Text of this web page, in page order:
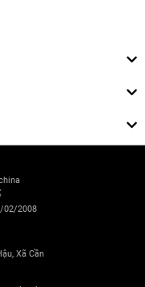
02/2008
Xã Cần